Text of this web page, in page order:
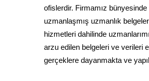
ofislerdir. Firmamız
uzmanlaşmış uzmanlık
hizmetleri dahilinde
arzu edilen belgeleri ve verileri
gerçeklere dayanmakta ve